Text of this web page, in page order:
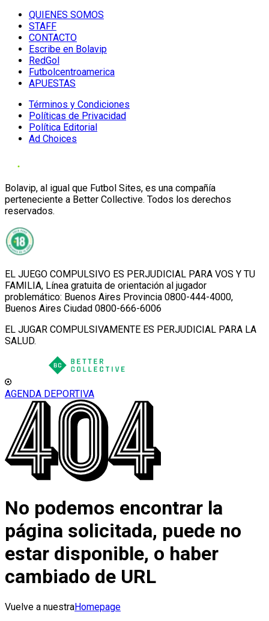
QUIENES SOMOS
STAFF
CONTACTO
Escribe en Bolavip
RedGol
Futbolcentroamerica
APUESTAS
Términos y Condiciones
Políticas de Privacidad
Política Editorial
Ad Choices
Bolavip, al igual que Futbol Sites, es una compañía
perteneciente a Better Collective. Todos los derechos
reservados.
EL JUEGO COMPULSIVO ES PERJUDICIAL PARA VOS Y TU
FAMILIA, Línea gratuita de orientación al jugador
problemático: Buenos Aires Provincia 0800-444-4000,
Buenos Aires Ciudad 0800-666-6006
EL JUGAR COMPULSIVAMENTE ES PERJUDICIAL PARA LA
SALUD.
AGENDA DEPORTIVA
No podemos encontrar la
página solicitada, puede no
estar disponible, o haber
cambiado de URL
Vuelve a nuestraHomepage